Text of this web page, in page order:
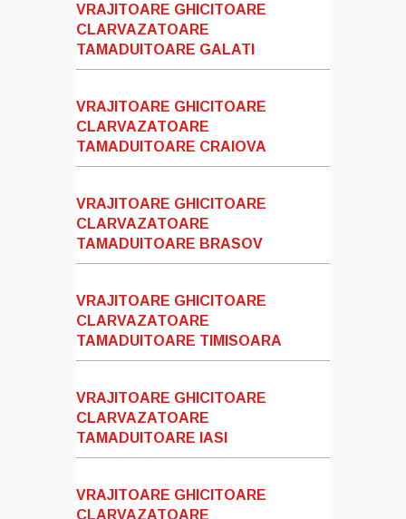
VRAJITOARE GHICITOARE
CLARVAZATOARE
TAMADUITOARE GALATI
VRAJITOARE GHICITOARE
CLARVAZATOARE
TAMADUITOARE CRAIOVA
VRAJITOARE GHICITOARE
CLARVAZATOARE
TAMADUITOARE BRASOV
VRAJITOARE GHICITOARE
CLARVAZATOARE
TAMADUITOARE TIMISOARA
VRAJITOARE GHICITOARE
CLARVAZATOARE
TAMADUITOARE IASI
VRAJITOARE GHICITOARE
CLARVAZATOARE